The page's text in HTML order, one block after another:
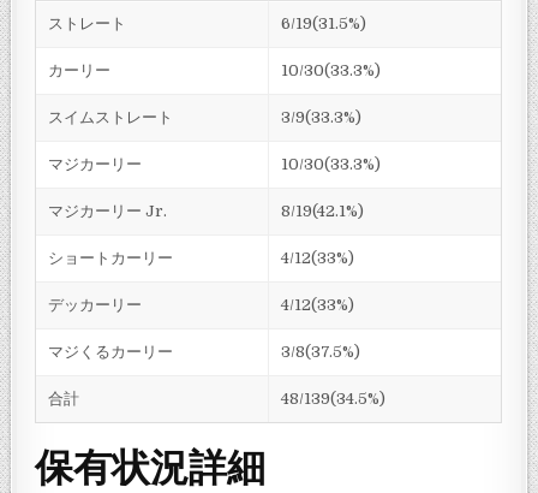
ストレート 6/19(31.5%)
カーリー 10/30(33.3%)
スイムストレート 3/9(33.3%)
マジカーリー 10/30(33.3%)
マジカーリー Jr. 8/19(42.1%)
ショートカーリー 4/12(33%)
デッカーリー 4/12(33%)
マジくるカーリー 3/8(37.5%)
合計 48/139(34.5%)
保有状況詳細